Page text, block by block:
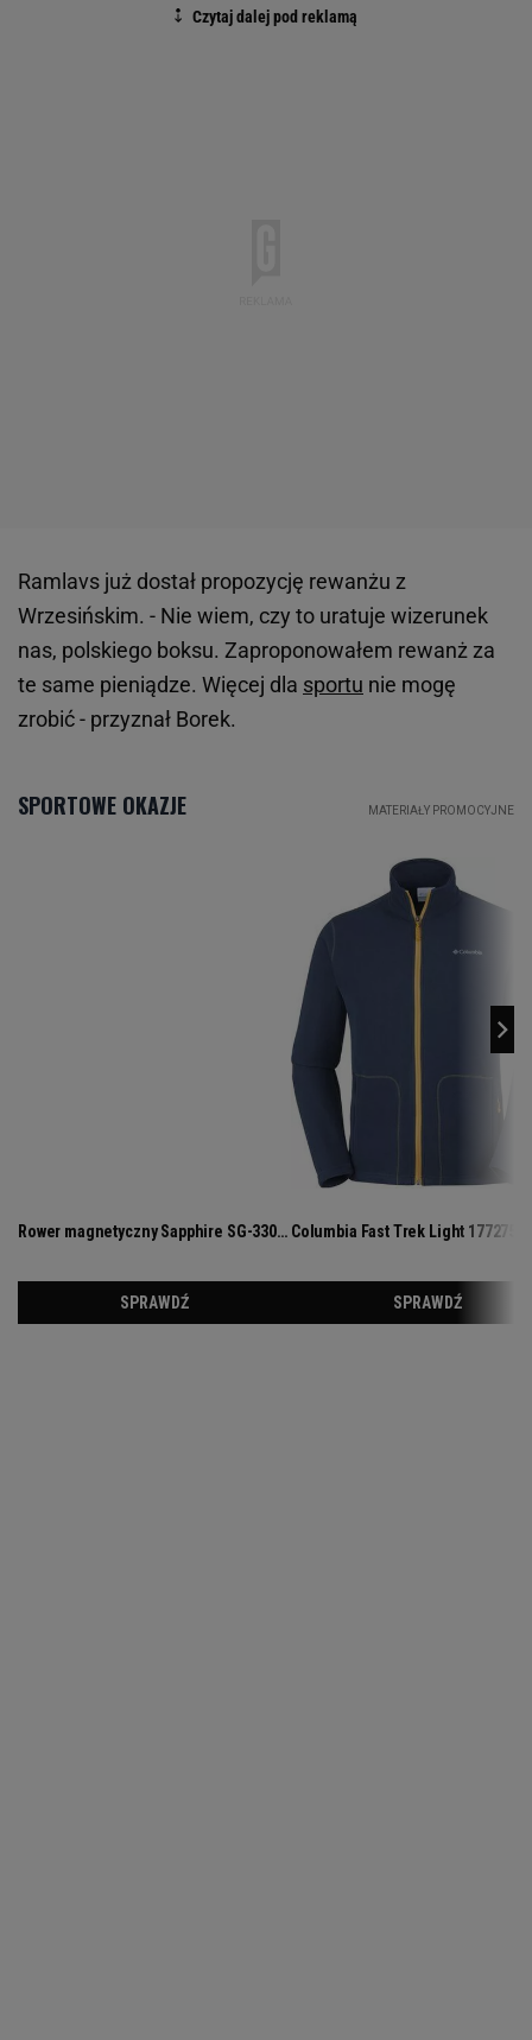
Ramlavs już dostał propozycję rewanżu z
Wrzesińskim. - Nie wiem, czy to uratuje wizerunek
nas, polskiego boksu. Zaproponowałem rewanż za
te same pieniądze. Więcej dla sportu nie mogę
zrobić - przyznał Borek.